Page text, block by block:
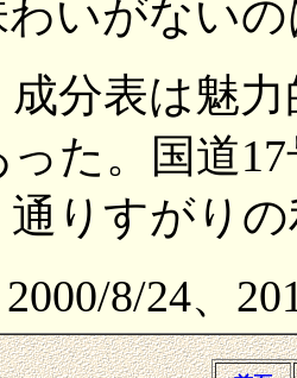
いがない
成分表は魅
た。国道
りすがり
8/24、